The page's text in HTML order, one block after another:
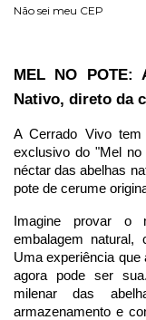
Não sei meu CEP
MEL NO POTE:
Nativo, direto da
A Cerrado Vivo
exclusivo do "Mel
néctar das abelhas
pote de cerume
Imagine provar o
embalagem natural,
Uma experiência que
agora pode ser
milenar das
armazenamento e